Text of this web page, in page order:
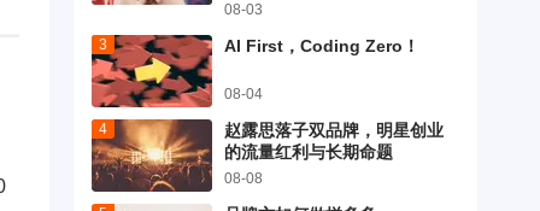
08-03
AI First，Coding Zero！
08-04
赵露思落子双品牌，明星创业
的流量红利与长期命题
08-08